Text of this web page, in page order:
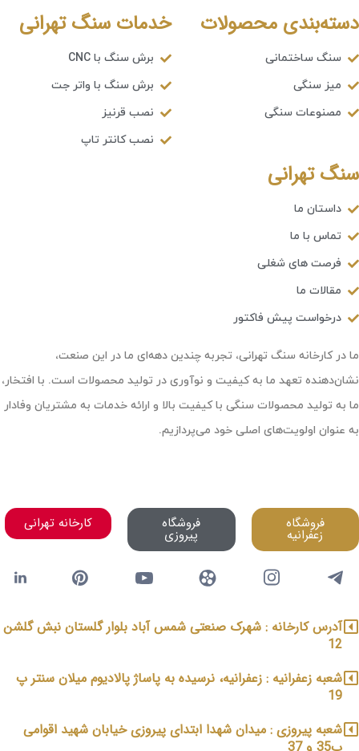
دسته‌بندی محصولات
سنگ ساختمانی
میز سنگی
مصنوعات سنگی
خدمات سنگ تهرانی
برش سنگ با CNC
برش سنگ با واتر جت
نصب قرنیز
نصب کانتر تاپ
سنگ تهرانی
داستان ما
تماس با ما
فرصت های شغلی
مقالات ما
درخواست پیش فاکتور
ما در کارخانه سنگ تهرانی، تجربه چندین دهه‌ای ما در این صنعت،
نشان‌دهنده تعهد ما به کیفیت و نوآوری در تولید محصولات است. با افتخار،
ما به تولید محصولات سنگی با کیفیت بالا و ارائه خدمات به مشتریان وفادار
به عنوان اولویت‌های اصلی خود می‌پردازیم.
فروشگاه
زعفرانیه
فروشگاه
پیروزی
کارخانه تهرانی
آدرس کارخانه : شهرک صنعتی شمس آباد بلوار گلستان نبش گلشن
12
شعبه زعفرانیه : زعفرانیه، نرسیده به پاساژ پالادیوم میلان سنتر پ
19
شعبه پیروزی : میدان شهدا ابتدای پیروزی خیابان شهید اقوامی